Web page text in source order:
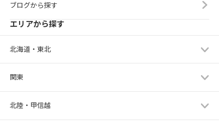
ブログから探す
エリアから探す
北海道・東北
関東
北陸・甲信越